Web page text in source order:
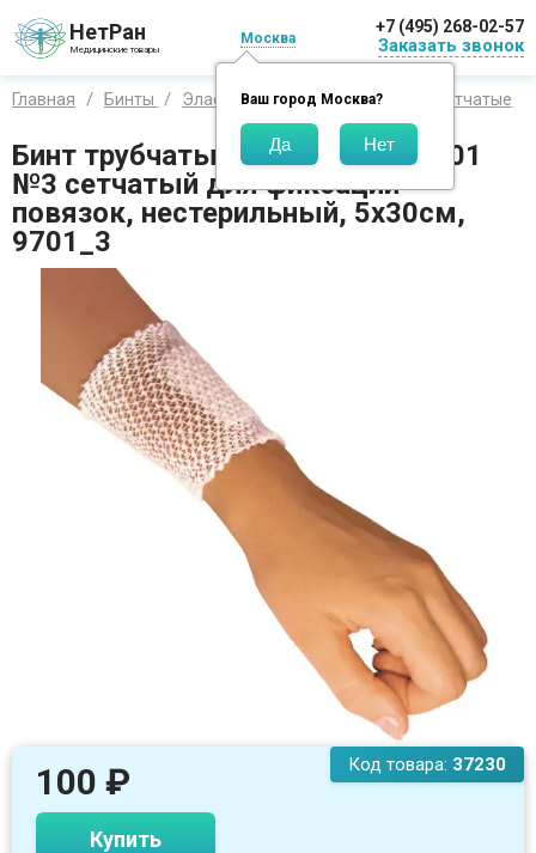
НетРан
Медицинские товары
Москва
Ваш город Москва?
+7 (495) 268-02-57
Заказать звонок
Главная Бинты Эластичные Тонус Эласт Сетчатые
Бинт трубчатый Тонус Эласт 9701
№3 сетчатый для фиксации
повязок, нестерильный, 5х30см,
9701_3
Код товара: 37230
100 ₽
Купить